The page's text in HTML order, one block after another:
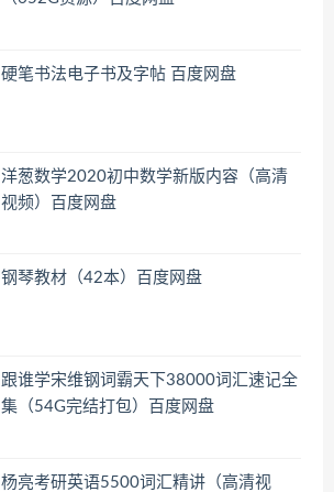
硬笔书法电子书及字帖 百度网盘
洋葱数学2020初中数学新版内容（高清
视频）百度网盘
钢琴教材（42本）百度网盘
跟谁学宋维钢词霸天下38000词汇速记全
集（54G完结打包）百度网盘
杨亮考研英语5500词汇精讲（高清视